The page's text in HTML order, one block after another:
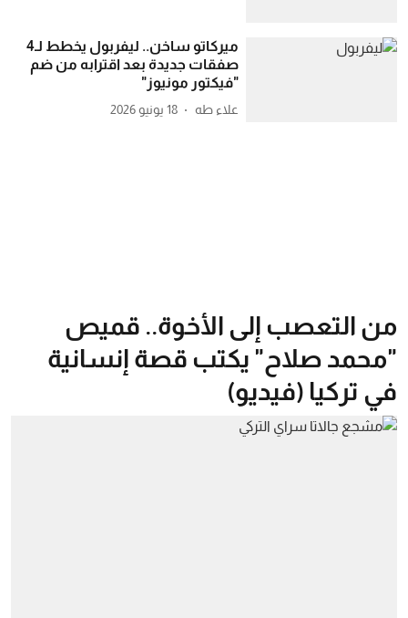
ميركاتو ساخن.. ليفربول يخطط لـ4
صفقات جديدة بعد اقترابه من ضم
"فيكتور مونيوز"
علاء طه 18 يونيو 2026
من التعصب إلى الأخوة.. قميص
"محمد صلاح" يكتب قصة إنسانية
في تركيا (فيديو)